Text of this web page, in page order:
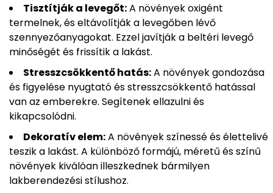
Tisztítják a levegőt:A növények oxigént
termelnek, és eltávolítják a levegőben lévő
szennyezőanyagokat. Ezzel javítják a beltéri levegő
minőségét és frissítik a lakást.
Stresszcsökkentő hatás:A növények gondozása
és figyelése nyugtató és stresszcsökkentő hatással
van az emberekre. Segítenek ellazulni és
kikapcsolódni.
Dekoratív elem:A növények színessé és élettelivé
teszik a lakást. A különböző formájú, méretű és színű
növények kiválóan illeszkednek bármilyen
lakberendezési stílushoz.